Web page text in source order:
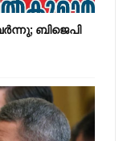
ബിജെപി